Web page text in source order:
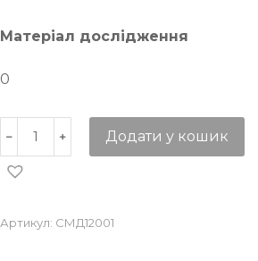
Матеріал дослідження
0
Додати у кошик
Артикул: СМД12001